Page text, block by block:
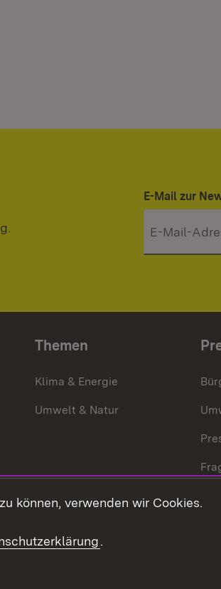
E-Mail zur
Themen
Klima & Energie
Umwelt & Natur
können, verwenden wir Cookies.
.